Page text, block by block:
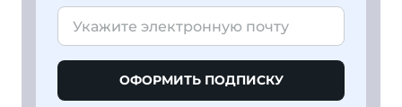
ОФОРМИТЬ ПОДПИСКУ